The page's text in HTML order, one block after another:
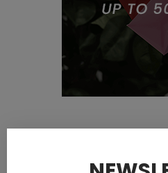
Tommy Hilfiger